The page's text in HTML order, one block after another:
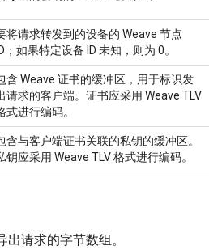
将请求转发到的设备的 Weave 节点
ID；如果特定设备 ID 未知，则为 0。
含 Weave 证书的缓冲区，用于标识发
请求的客户端。证书应采用 Weave TLV
式进行编码。
含与客户端证书关联的私钥的缓冲区。
钥应采用 Weave TLV 格式进行编码。
请求的字节数组。